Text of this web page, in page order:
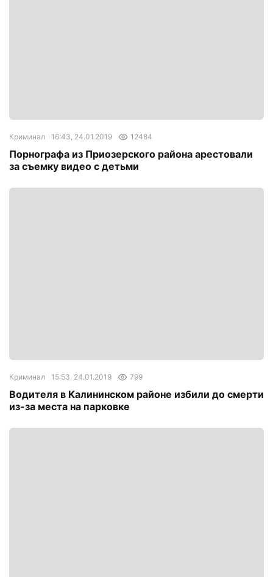
Криминал 16:43, 24.01.2019 12484
Порнографа из Приозерского района арестовали
за съемку видео с детьми
Криминал 15:53, 24.01.2019 799
Водителя в Калининском районе избили до смерти
из-за места на парковке